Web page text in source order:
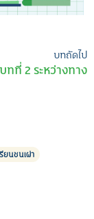
บทถัดไป
บทที่ 2 ระหว่างทาง
ยนชนเผ่า